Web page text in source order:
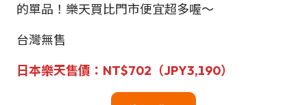
的單品！樂天買比門市便宜超多喔～
台灣無售
日本樂天售價：NT$702（JPY3,190）